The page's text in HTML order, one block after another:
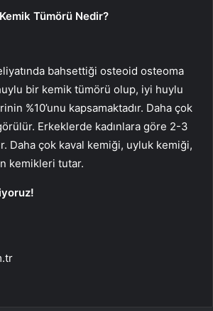
Tümörü Nedir?
bahsettiği osteoid osteoma
bir kemik tümörü olup, iyi huylu
%10’unu kapsamaktadır. Daha çok
Erkeklerde kadınlara göre 2-3
Daha çok kaval kemiği, uyluk kemiği,
kemikleri tutar.